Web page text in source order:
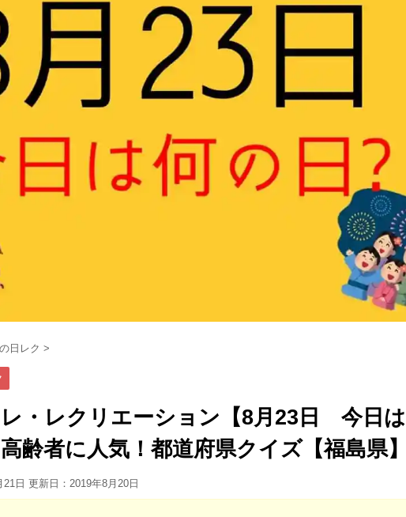
日レク >
・レクリエーション【8月23日 今日は
齢者に人気！都道府県クイズ【福島県】
日 更新日： 2019年8月20日